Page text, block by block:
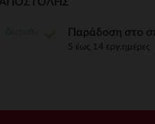
να διαχειριστείτε τις
ΑΠΟΣΤΟΛΉΣ
Παράδοση στο
5 έως 14 εργ.ημέρες